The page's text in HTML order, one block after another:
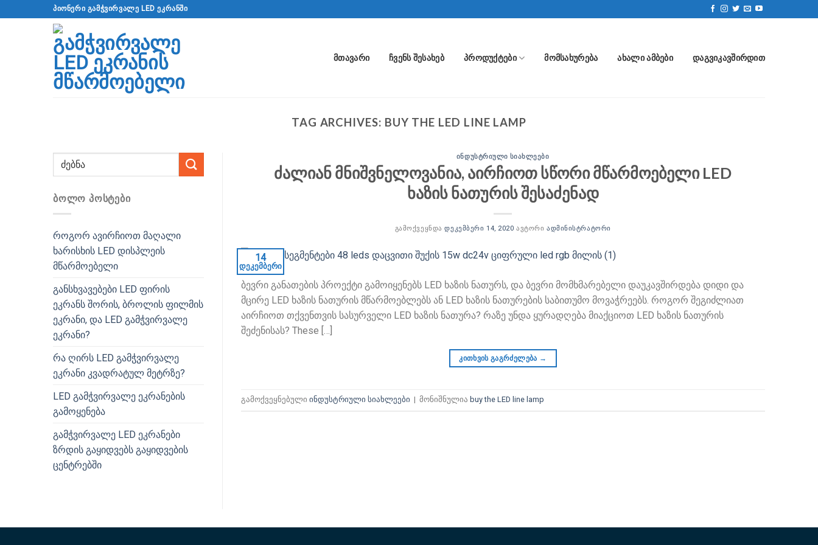
შინაარსზე
ᲞᲘᲝᲜᲔᲠᲘ ᲒᲐᲛᲭᲕᲘᲠᲕᲐᲚᲔ LED ᲔᲙᲠᲐᲜᲨᲘ
ᲛᲗᲐᲕᲐᲠᲘ ᲩᲕᲔᲜᲡ ᲨᲔᲡᲐᲮᲔᲑ ᲞᲠᲝᲓᲣᲥᲢᲔᲑᲘ ᲛᲝᲛᲡᲐᲮᲣᲠᲔᲑᲐ ᲐᲮᲐᲚᲘ ᲐᲛᲑᲔᲑᲘ ᲓᲐᲒᲕᲘᲙᲐᲕᲨᲘᲠᲓᲘᲗ
TAG ARCHIVES: BUY THE LED LINE LAMP
ᲑᲝᲚᲝ ᲞᲝᲡᲢᲔᲑᲘ
როგორ ავირჩიოთ მაღალი
ხარისხის LED დისპლეის
მწარმოებელი
განსხვავებები LED ფირის
ეკრანს შორის, ბროლის ფილმის
ეკრანი, და LED გამჭვირვალე
ეკრანი?
რა ღირს LED გამჭვირვალე
ეკრანი კვადრატულ მეტრზე?
LED გამჭვირვალე ეკრანების
გამოყენება
გამჭვირვალე LED ეკრანები
ზრდის გაყიდვებს გაყიდვების
ცენტრებში
ᲘᲜᲓᲣᲡᲢᲠᲘᲣᲚᲘ ᲡᲘᲐᲮᲚᲔᲔᲑᲘ
ძალიან მნიშვნელოვანია, აირჩიოთ სწორი მწარმოებელი LED
ხაზის ნათურის შესაძენად
ᲒᲐᲛᲝᲥᲕᲔᲧᲜᲓᲐᲓᲔᲙᲔᲛᲑᲔᲠᲘ 14, 2020 ᲐᲕᲢᲝᲠᲘ ᲐᲓᲛᲘᲜᲘᲡᲢᲠᲐᲢᲝᲠᲘ
14
დეკემბერი
ბევრი განათების პროექტი გამოიყენებს LED ხაზის ნათურს, და ბევრი მომხმარებელი დაუკავშირდება დიდი და
მცირე LED ხაზის ნათურის მწარმოებლებს ან LED ხაზის ნათურების საბითუმო მოვაჭრეებს. როგორ შეგიძლიათ
აირჩიოთ თქვენთვის სასურველი LED ხაზის ნათურა? რაზე უნდა ყურადღება მიაქციოთ LED ხაზის ნათურის
შეძენისას? These […]
კითხვის გაგრძელება →
გამოქვეყნებული ინდუსტრიული სიახლეები | მონიშნულია buy the LED line lamp